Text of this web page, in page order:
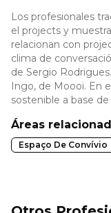
Los profesionales
el projects y
relacionan con
clima de
de Sergio
Ingo, de Moooi. En
sostenible a base
Áreas
Espaço De Convívio